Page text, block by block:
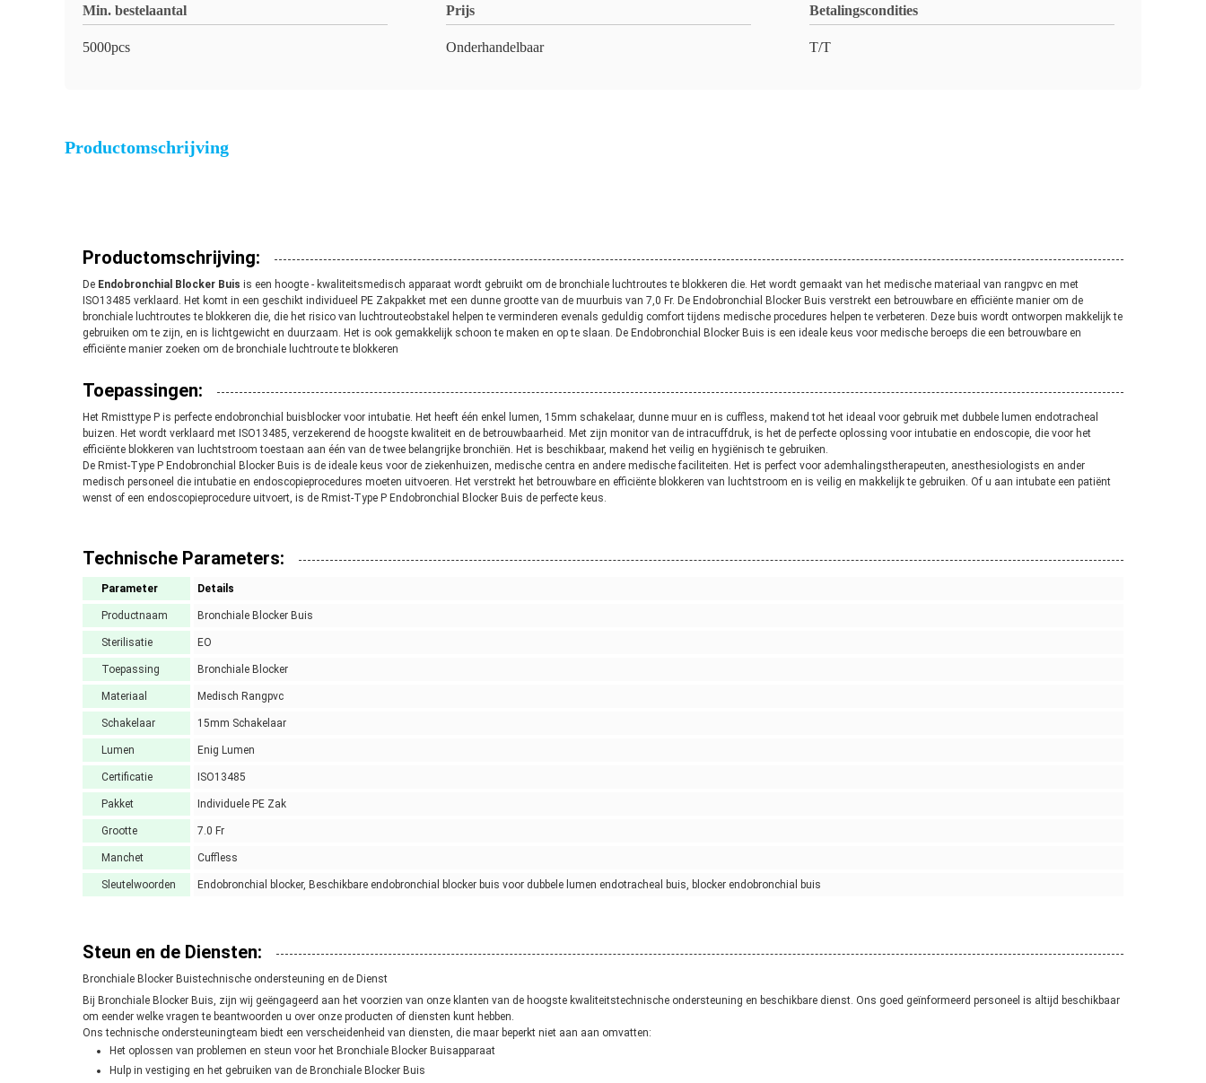
Min. bestelaantal
5000pcs
Prijs
Onderhandelbaar
Betalingscondities
T/T
Productomschrijving
Productomschrijving:
De Endobronchial Blocker Buis is een hoogte - kwaliteitsmedisch apparaat wordt gebruikt om de bronchiale luchtroutes te blokkeren die. Het wordt gemaakt van het medische materiaal van rangpvc en met
ISO13485 verklaard. Het komt in een geschikt individueel PE Zakpakket met een dunne grootte van de muurbuis van 7,0 Fr. De Endobronchial Blocker Buis verstrekt een betrouwbare en efficiënte manier om de
bronchiale luchtroutes te blokkeren die, die het risico van luchtrouteobstakel helpen te verminderen evenals geduldig comfort tijdens medische procedures helpen te verbeteren. Deze buis wordt ontworpen makkelijk te
gebruiken om te zijn, en is lichtgewicht en duurzaam. Het is ook gemakkelijk schoon te maken en op te slaan. De Endobronchial Blocker Buis is een ideale keus voor medische beroeps die een betrouwbare en
efficiënte manier zoeken om de bronchiale luchtroute te blokkeren
Toepassingen:
Het Rmisttype P is perfecte endobronchial buisblocker voor intubatie. Het heeft één enkel lumen, 15mm schakelaar, dunne muur en is cuffless, makend tot het ideaal voor gebruik met dubbele lumen endotracheal
buizen. Het wordt verklaard met ISO13485, verzekerend de hoogste kwaliteit en de betrouwbaarheid. Met zijn monitor van de intracuffdruk, is het de perfecte oplossing voor intubatie en endoscopie, die voor het
efficiënte blokkeren van luchtstroom toestaan aan één van de twee belangrijke bronchiën. Het is beschikbaar, makend het veilig en hygiënisch te gebruiken.
De Rmist-Type P Endobronchial Blocker Buis is de ideale keus voor de ziekenhuizen, medische centra en andere medische faciliteiten. Het is perfect voor ademhalingstherapeuten, anesthesiologists en ander
medisch personeel die intubatie en endoscopieprocedures moeten uitvoeren. Het verstrekt het betrouwbare en efficiënte blokkeren van luchtstroom en is veilig en makkelijk te gebruiken. Of u aan intubate een patiënt
wenst of een endoscopieprocedure uitvoert, is de Rmist-Type P Endobronchial Blocker Buis de perfecte keus.
Technische Parameters:
Parameter Details
Productnaam Bronchiale Blocker Buis
Sterilisatie EO
Toepassing Bronchiale Blocker
Materiaal Medisch Rangpvc
Schakelaar 15mm Schakelaar
Lumen Enig Lumen
Certificatie ISO13485
Pakket Individuele PE Zak
Grootte 7.0 Fr
Manchet Cuffless
Sleutelwoorden Endobronchial blocker, Beschikbare endobronchial blocker buis voor dubbele lumen endotracheal buis, blocker endobronchial buis
Steun en de Diensten:
Bronchiale Blocker Buistechnische ondersteuning en de Dienst
Bij Bronchiale Blocker Buis, zijn wij geëngageerd aan het voorzien van onze klanten van de hoogste kwaliteitstechnische ondersteuning en beschikbare dienst. Ons goed geïnformeerd personeel is altijd beschikbaar
om eender welke vragen te beantwoorden u over onze producten of diensten kunt hebben.
Ons technische ondersteuningteam biedt een verscheidenheid van diensten, die maar beperkt niet aan aan omvatten:
Het oplossen van problemen en steun voor het Bronchiale Blocker Buisapparaat
Hulp in vestiging en het gebruiken van de Bronchiale Blocker Buis